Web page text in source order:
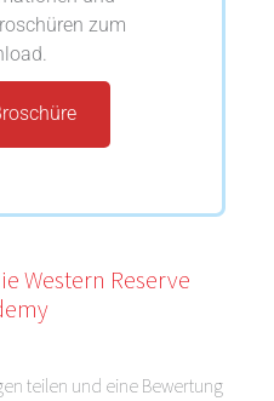
zum
Western Reserve
teilen und eine Bewertung